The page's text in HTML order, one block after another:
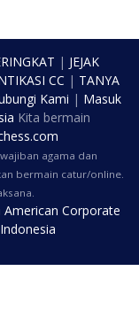
| JEJAK
CC | TANYA
Kami | Masuk
Kita bermain
agama dan
bermain catur/online.
American Corporate